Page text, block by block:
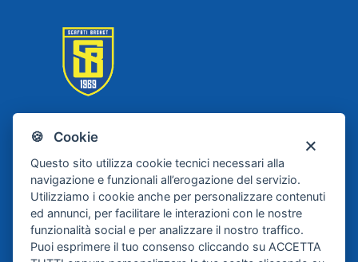
🍪 Cookie
Questo sito utilizza cookie tecnici necessari alla
navigazione e funzionali all’erogazione del servizio.
Utilizziamo i cookie anche per personalizzare contenuti
ed annunci, per facilitare le interazioni con le nostre
funzionalità social e per analizzare il nostro traffico.
Puoi esprimere il tuo consenso cliccando su ACCETTA
Scafati Basket